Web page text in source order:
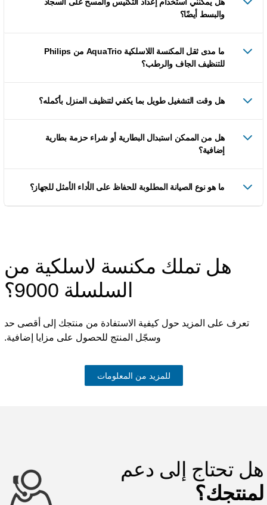
والبسط أيضًا؟
ما مدى ثقل المكنسة اللاسلكية AquaTrio من Philips
للتنظيف الجاف والرطب؟
هل وقت التشغيل طويل بما يكفي لتنظيف المنزل بأكمله؟
هل من الممكن استبدال البطارية أو شراء حزمة بطارية
إضافية؟
ما هو نوع الصيانة المطلوبة للحفاظ على الأداء الأمثل للجهاز؟
هل تملك مكنسة لاسلكية من
السلسلة 9000؟
تعرف على المزيد حول كيفية الاستفادة من منتجك إلى أقصى حد
وسجّل المنتج للحصول على مزايا إضافية.
للمزيد من المعلومات
تحتاج إلى دعم